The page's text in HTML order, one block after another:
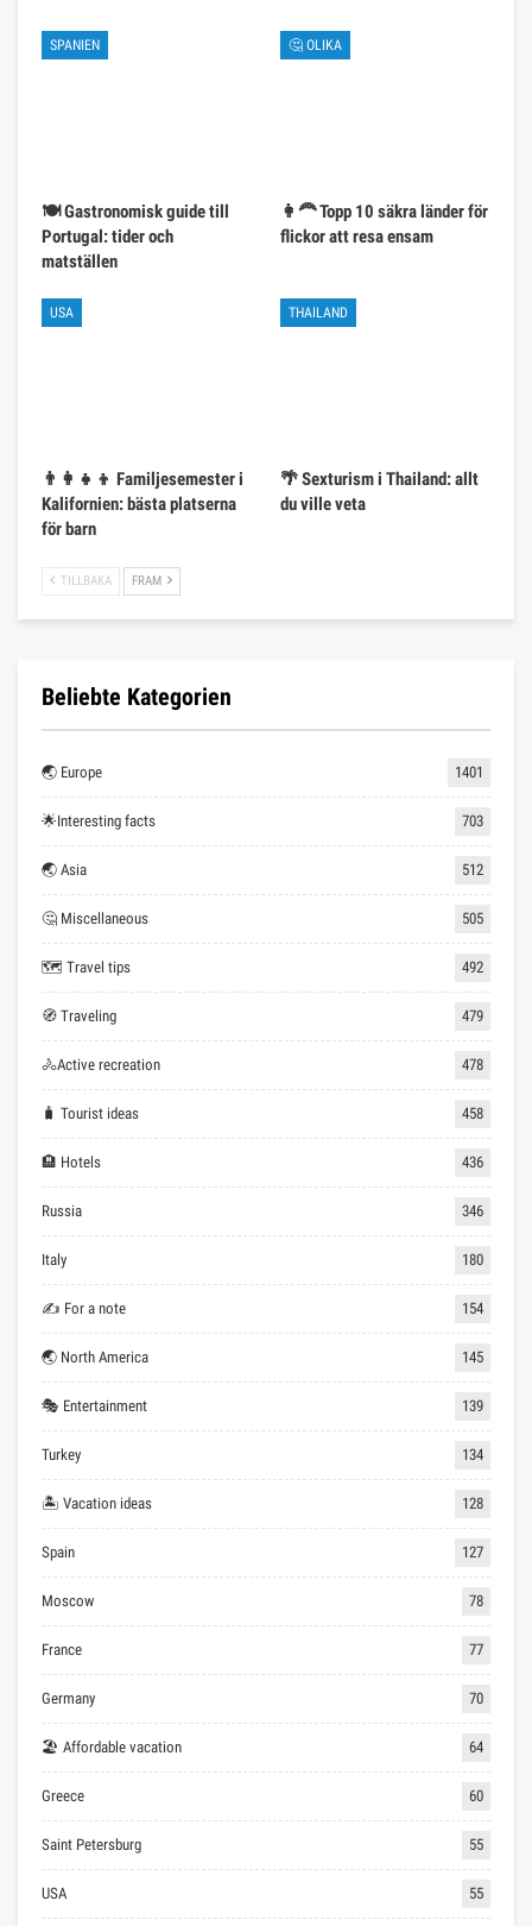
SPANIEN
🍽️ Gastronomisk guide till
Portugal: tider och
matställen
🤔 OLIKA
👩‍🦰 Topp 10 säkra länder för
flickor att resa ensam
USA
👨‍👩‍👧‍👦 Familjesemester i
Kalifornien: bästa platserna
för barn
THAILAND
🌴 Sexturism i Thailand: allt
du ville veta
TILLBAKA FRAM
Beliebte Kategorien
🌏 Europe 1401
🌟Interesting facts 703
🌏 Asia 512
🤔 Miscellaneous 505
🗺 Travel tips 492
🧭 Traveling 479
🚴Active recreation 478
🧳 Tourist ideas 458
🏨 Hotels 436
Russia 346
Italy 180
✍ For a note 154
🌏 North America 145
🎭 Entertainment 139
Turkey 134
🏝 Vacation ideas 128
Spain 127
Moscow 78
France 77
Germany 70
🏖 Affordable vacation 64
Greece 60
Saint Petersburg 55
USA 55